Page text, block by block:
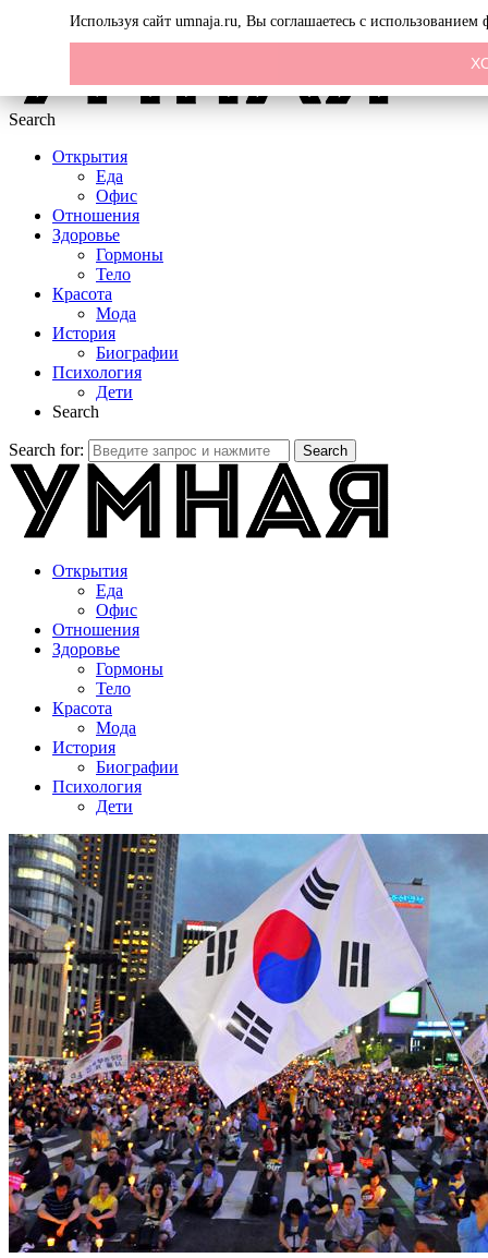
Search
Открытия
Еда
Офис
Отношения
Здоровье
Гормоны
Тело
Красота
Мода
История
Биографии
Психология
Дети
Search
Search for: Search
Открытия
Еда
Офис
Отношения
Здоровье
Гормоны
Тело
Красота
Мода
История
Биографии
Психология
Дети
Используя сайт umnaja.ru, Вы соглашаетесь с использованием